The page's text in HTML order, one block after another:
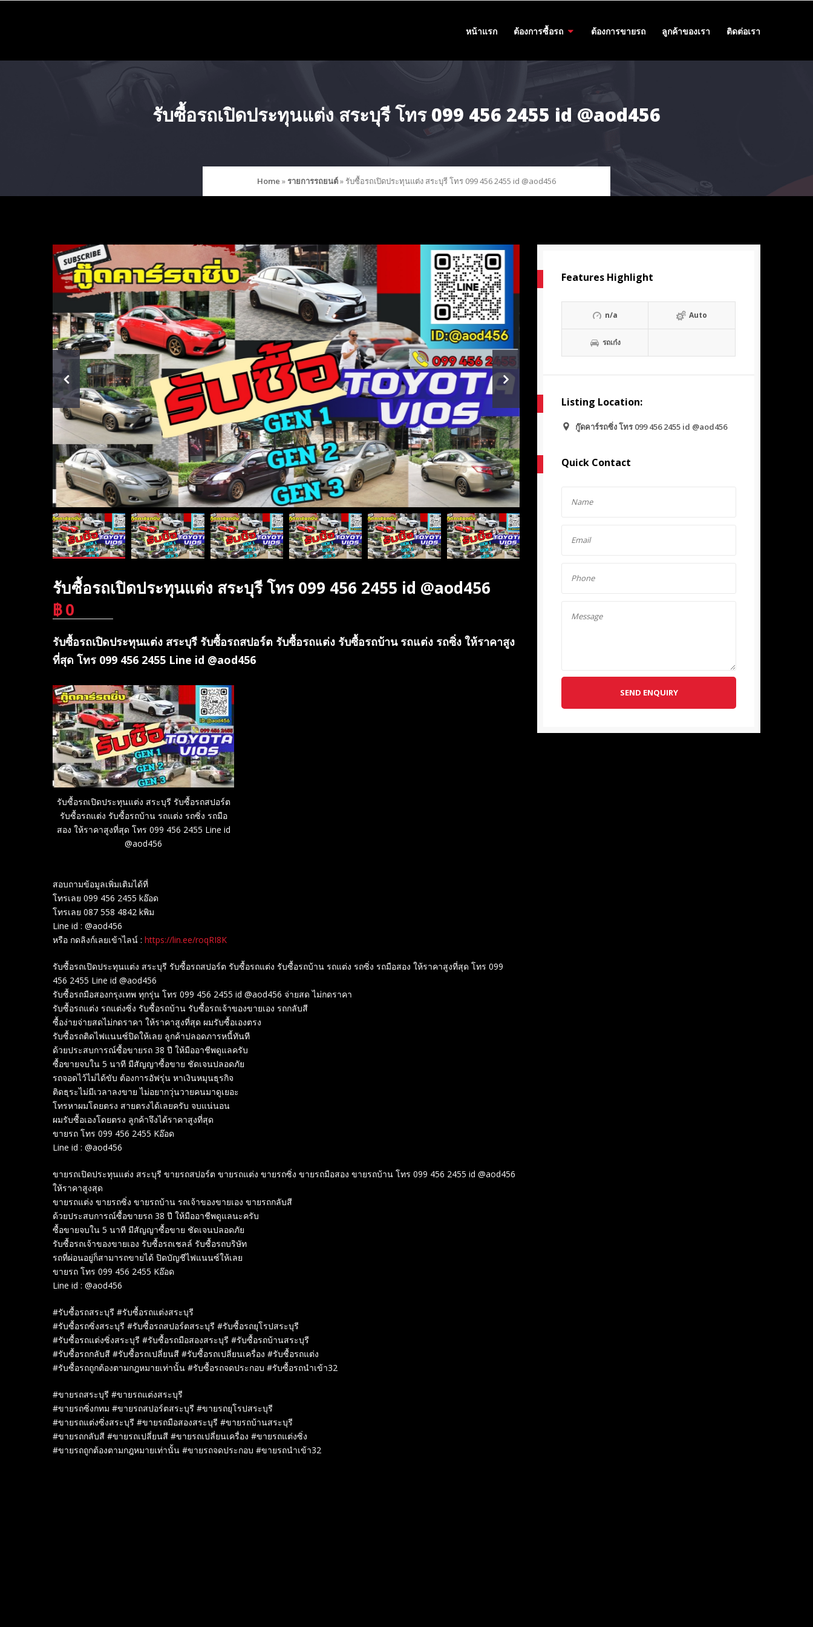
หน้าแรก ต้องการซื้อรถ ต้องการขายรถ ลูกค้าของเรา ติดต่อเรา
รับซื้อรถเปิดประทุนแต่ง สระบุรี โทร 099 456 2455 id @aod456
Home »รายการรถยนต์» รับซื้อรถเปิดประทุนแต่ง สระบุรี โทร 099 456 2455 id @aod456
รับซื้อรถเปิดประทุนแต่ง สระบุรี โทร 099 456 2455 id @aod456
฿0
รับซื้อรถเปิดประทุนแต่ง สระบุรี รับซื้อรถสปอร์ต รับซื้อรถแต่ง รับซื้อรถบ้าน รถแต่ง รถซิ่ง ให้ราคาสูง
ที่สุด โทร 099 456 2455 Line id @aod456
รับซื้อรถเปิดประทุนแต่ง สระบุรี รับซื้อรถสปอร์ต
รับซื้อรถแต่ง รับซื้อรถบ้าน รถแต่ง รถซิ่ง รถมือ
สอง ให้ราคาสูงที่สุด โทร 099 456 2455 Line id
@aod456
สอบถามข้อมูลเพิ่มเติมได้ที่
โทรเลย 099 456 2455 kอ๊อด
โทรเลย 087 558 4842 kพิม
Line id : @aod456
หรือ กดลิงก์เลยเข้าไลน์ : https://lin.ee/roqRI8K
รับซื้อรถเปิดประทุนแต่ง สระบุรี รับซื้อรถสปอร์ต รับซื้อรถแต่ง รับซื้อรถบ้าน รถแต่ง รถซิ่ง รถมือสอง ให้ราคาสูงที่สุด โทร 099
456 2455 Line id @aod456
รับซื้อรถมือสองกรุงเทพ ทุกรุ่น โทร 099 456 2455 id @aod456 จ่ายสด ไม่กดราคา
รับซื้อรถแต่ง รถแต่งซิ่ง รับซื้อรถบ้าน รับซื้อรถเจ้าของขายเอง รถกลับสี
ซื้อง่ายจ่ายสดไม่กดราคา ให้ราคาสูงที่สุด ผมรับซื้อเองตรง
รับซื้อรถติดไฟแนนซ์ปิดให้เลย ลูกค้าปลอดภารหนี้ทันที
ด้วยประสบการณ์ซื้อขายรถ 38 ปี ให้มืออาชีพดูแลครับ
ซื้อขายจบใน 5 นาที มีสัญญาซื้อขาย ชัดเจนปลอดภัย
รถจอดไว้ไม่ได้ขับ ต้องการอัฟรุ่น หาเงินหมุนธุรกิจ
ติดธุระไม่มีเวลาลงขาย ไม่อยากวุ่นวายคนมาดูเยอะ
โทรหาผมโดยตรง สายตรงได้เลยครับ จบแน่นอน
ผมรับซื้อเองโดยตรง ลูกค้าจึงได้ราคาสูงที่สุด
ขายรถ โทร 099 456 2455 Kอ๊อด
Line id : @aod456
ขายรถเปิดประทุนแต่ง สระบุรี ขายรถสปอร์ต ขายรถแต่ง ขายรถซิ่ง ขายรถมือสอง ขายรถบ้าน โทร 099 456 2455 id @aod456
ให้ราคาสูงสุด
ขายรถแต่ง ขายรถซิ่ง ขายรถบ้าน รถเจ้าของขายเอง ขายรถกลับสี
ด้วยประสบการณ์ซื้อขายรถ 38 ปี ให้มืออาชีพดูแลนะครับ
ซื้อขายจบใน 5 นาที มีสัญญาซื้อขาย ชัดเจนปลอดภัย
รับซื้อรถเจ้าของขายเอง รับซื้อรถเชลล์ รับซื้อรถบริษัท
รถที่ผ่อนอยู่ก็สามารถขายได้ ปิดบัญชีไฟแนนซ์ให้เลย
ขายรถ โทร 099 456 2455 Kอ๊อด
Line id : @aod456
#รับซื้อรถสระบุรี #รับซื้อรถแต่งสระบุรี
#รับซื้อรถซิ่งสระบุรี #รับซื้อรถสปอร์ตสระบุรี #รับซื้อรถยุโรปสระบุรี
#รับซื้อรถแต่งซิ่งสระบุรี #รับซื้อรถมือสองสระบุรี #รับซื้อรถบ้านสระบุรี
#รับซื้อรถกลับสี #รับซื้อรถเปลี่ยนสี #รับซื้อรถเปลี่ยนเครื่อง #รับซื้อรถแต่ง
#รับซื้อรถถูกต้องตามกฎหมายเท่านั้น #รับซื้อรถจดประกอบ #รับซื้อรถนำเข้า32
#ขายรถสระบุรี #ขายรถแต่งสระบุรี
#ขายรถซิ่งกทม #ขายรถสปอร์ตสระบุรี #ขายรถยุโรปสระบุรี
#ขายรถแต่งซิ่งสระบุรี #ขายรถมือสองสระบุรี #ขายรถบ้านสระบุรี
#ขายรถกลับสี #ขายรถเปลี่ยนสี #ขายรถเปลี่ยนเครื่อง #ขายรถแต่งซิ่ง
#ขายรถถูกต้องตามกฎหมายเท่านั้น #ขายรถจดประกอบ #ขายรถนำเข้า32
Features Highlight
n/a Auto
รถเก๋ง
Listing Location:
กู๊ดคาร์รถซิ่ง โทร 099 456 2455 id @aod456
Quick Contact
SEND ENQUIRY